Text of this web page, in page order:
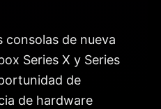
consolas de nueva
Series X y Series
de
de hardware